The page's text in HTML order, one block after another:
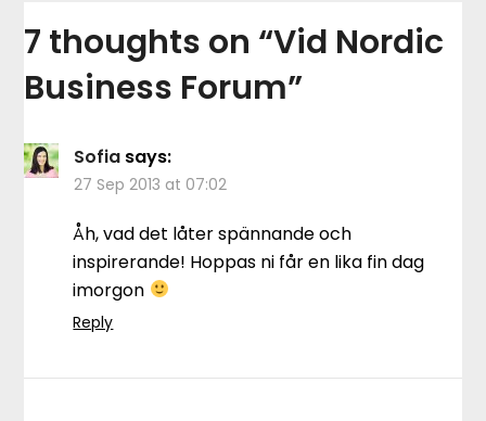
7 thoughts on “Vid Nordic
Business Forum”
Sofia says:
27 Sep 2013 at 07:02
Åh, vad det låter spännande och
inspirerande! Hoppas ni får en lika fin dag
imorgon
Reply